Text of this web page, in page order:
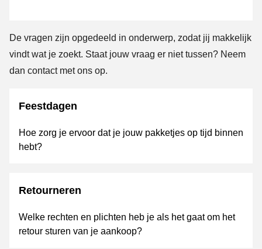
De vragen zijn opgedeeld in onderwerp, zodat jij makkelijk
vindt wat je zoekt. Staat jouw vraag er niet tussen? Neem
dan contact met ons op.
Feestdagen
Hoe zorg je ervoor dat je jouw pakketjes op tijd binnen
hebt?
Retourneren
Welke rechten en plichten heb je als het gaat om het
retour sturen van je aankoop?